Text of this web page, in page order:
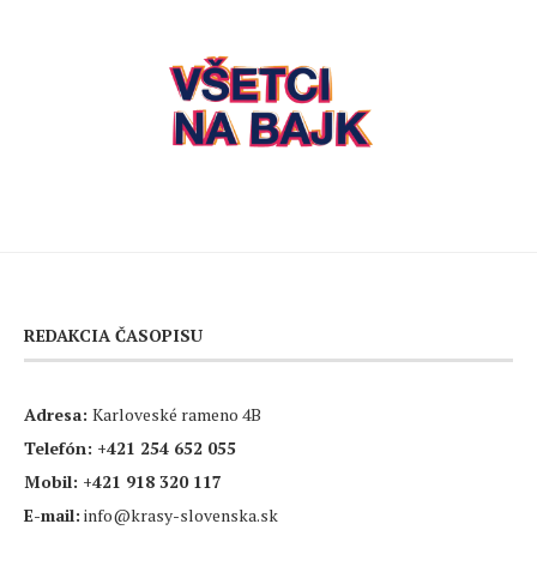
REDAKCIA ČASOPISU
Adresa: Karloveské rameno 4B
Telefón: +421 254 652 055
Mobil: +421 918 320 117
E-mail: info@krasy-slovenska.sk